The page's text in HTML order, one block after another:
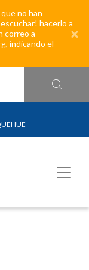
no han
hacerlo a
correo a
indicando el
×